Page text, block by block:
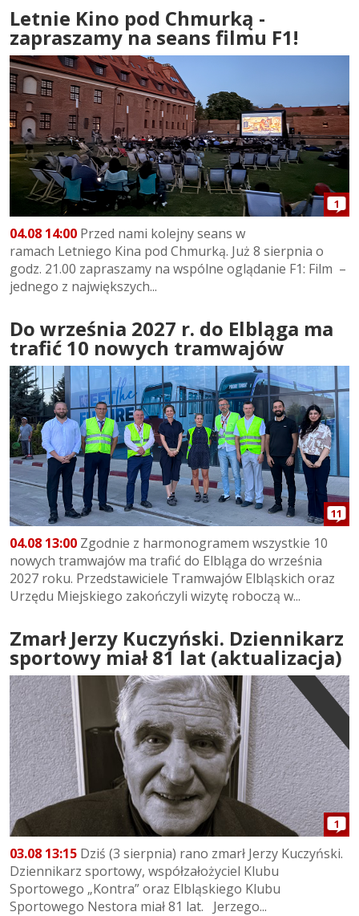
Letnie Kino pod Chmurką -
zapraszamy na seans filmu F1!
1
04.08 14:00 Przed nami kolejny seans w
ramach Letniego Kina pod Chmurką. Już 8 sierpnia o
godz. 21.00 zapraszamy na wspólne oglądanie F1: Film –
jednego z największych...
Do września 2027 r. do Elbląga ma
trafić 10 nowych tramwajów
11
04.08 13:00 Zgodnie z harmonogramem wszystkie 10
nowych tramwajów ma trafić do Elbląga do września
2027 roku. Przedstawiciele Tramwajów Elbląskich oraz
Urzędu Miejskiego zakończyli wizytę roboczą w...
Zmarł Jerzy Kuczyński. Dziennikarz
sportowy miał 81 lat (aktualizacja)
1
03.08 13:15 Dziś (3 sierpnia) rano zmarł Jerzy Kuczyński.
Dziennikarz sportowy, współzałożyciel Klubu
Sportowego „Kontra” oraz Elbląskiego Klubu
Sportowego Nestora miał 81 lat. Jerzego...